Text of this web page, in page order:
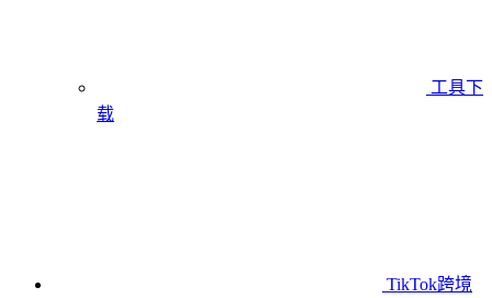
工具下
载
TikTok跨境